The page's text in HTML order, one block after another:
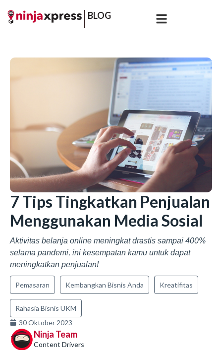
BLOG
7 Tips Tingkatkan Penjualan
Menggunakan Media Sosial
Aktivitas belanja online meningkat drastis sampai 400%
selama pandemi, ini kesempatan kamu untuk dapat
meningkatkan penjualan!
Pemasaran Kembangkan Bisnis Anda Kreatifitas
Rahasia Bisnis UKM
30 Oktober 2023
Ninja Team
Content Drivers